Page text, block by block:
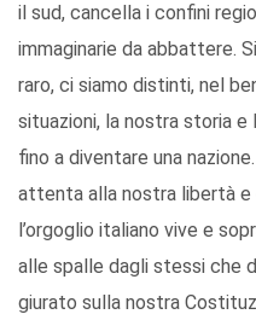
il sud, cancella i confini
immaginarie da abbattere.
raro, ci siamo distinti, nel
situazioni, la nostra storia e
fino a diventare una
attenta alla nostra libertà e
l’orgoglio italiano vive e
alle spalle dagli stessi che
giurato sulla nostra